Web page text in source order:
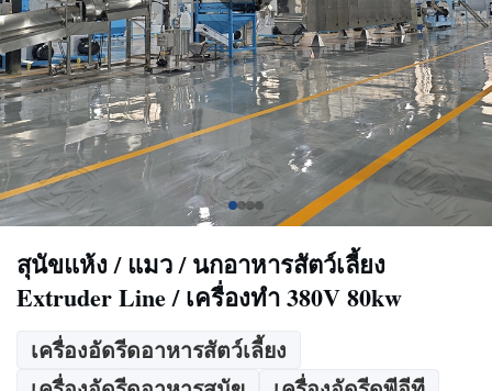
สุนัขแห้ง / แมว / นกอาหารสัตว์เลี้ยง
Extruder Line / เครื่องทำ 380V 80kw
เครื่องอัดรีดอาหารสัตว์เลี้ยง